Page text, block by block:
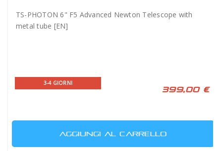
TS-PHOTON 6" F5 Advanced Newton Telescope with
metal tube [EN]
3-4 GIORNI
399,00 €
AGGIUNGI AL CARRELLO